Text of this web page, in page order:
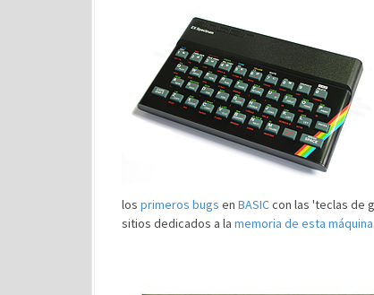
los primeros bugs en BASICcon las 'teclas de
sitios dedicados a la memoria de esta máquina